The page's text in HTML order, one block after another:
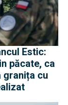
Estic:
păcate, ca
granița cu